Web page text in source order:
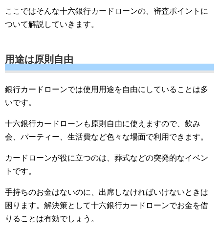
ここではそんな十六銀行カードローンの、審査ポイントに
ついて解説していきます。
用途は原則自由
銀行カードローンでは使用用途を自由にしていることは多
いです。
十六銀行カードローンも原則自由に使えますので、飲み
会、パーティー、生活費など色々な場面で利用できます。
カードローンが役に立つのは、葬式などの突発的なイベン
トです。
手持ちのお金はないのに、出席しなければいけないときは
困ります。解決策として十六銀行カードローンでお金を借
りることは有効でしょう。